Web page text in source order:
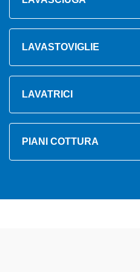
LAVASTOVIGLIE
LAVATRICI
PIANI COTTURA